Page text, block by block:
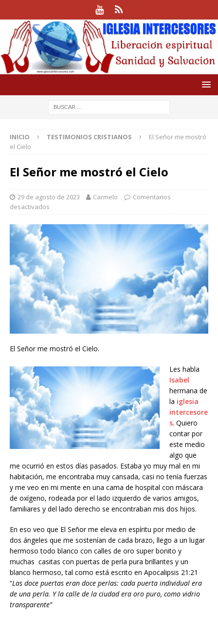
INICIO TESTIMONIOS CRISTIANOS
El Señor me mostró
el Cielo
El Señor me mostró el Cielo
29 de agosto de 2023 Carmelo
Comentarios
desactivados
El Señor me mostró el Cielo.
Les habla
Isabel
hermana de
la iglesia
intercesore
s. Quiero
contar por
este medio
algo que
me ocurrió en estos días pasados. Estaba yo muy mal en mi
habitación, me encontraba muy cansada, casi no tenía fuerzas
y me veo en mi mente en una cama de hospital con máscara
de oxígeno, rodeada por el lado izquierdo de varios amigos,
familiares y del lado derecho se encontraban mis dos hijos.
En eso veo que El Señor me eleva en espíritu por medio de
dos ángeles que me sostenían de cada brazo, llego a un lugar
hermoso todo blanco con calles de oro super bonito y
muchas casitas con puertas de perla pura brillantes y un
blanco hermoso, tal como está escrito en Apocalipsis 21:21
“Las doce puertas eran doce perlas: cada puerta individual era
de una perla. Y la calle de la ciudad era oro puro, como vidrio
transparente”